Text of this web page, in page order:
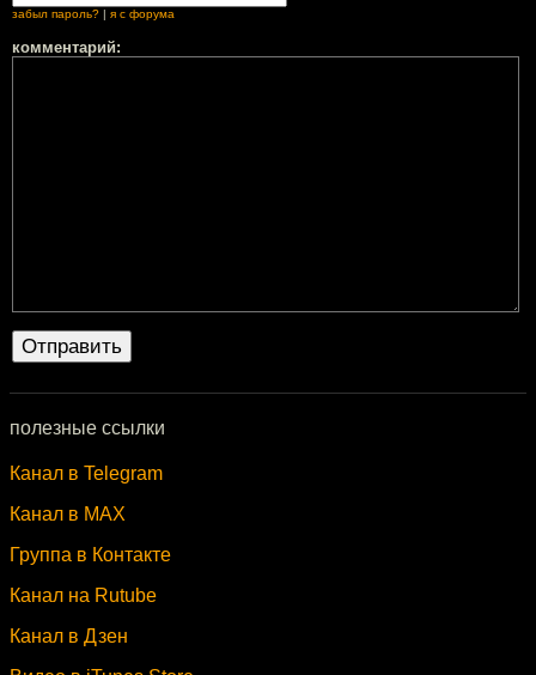
забыл пароль? я с форума
комментарий:
полезные ссылки
Канал в Telegram
Канал в MAX
Группа в Контакте
Канал на Rutube
Канал в Дзен